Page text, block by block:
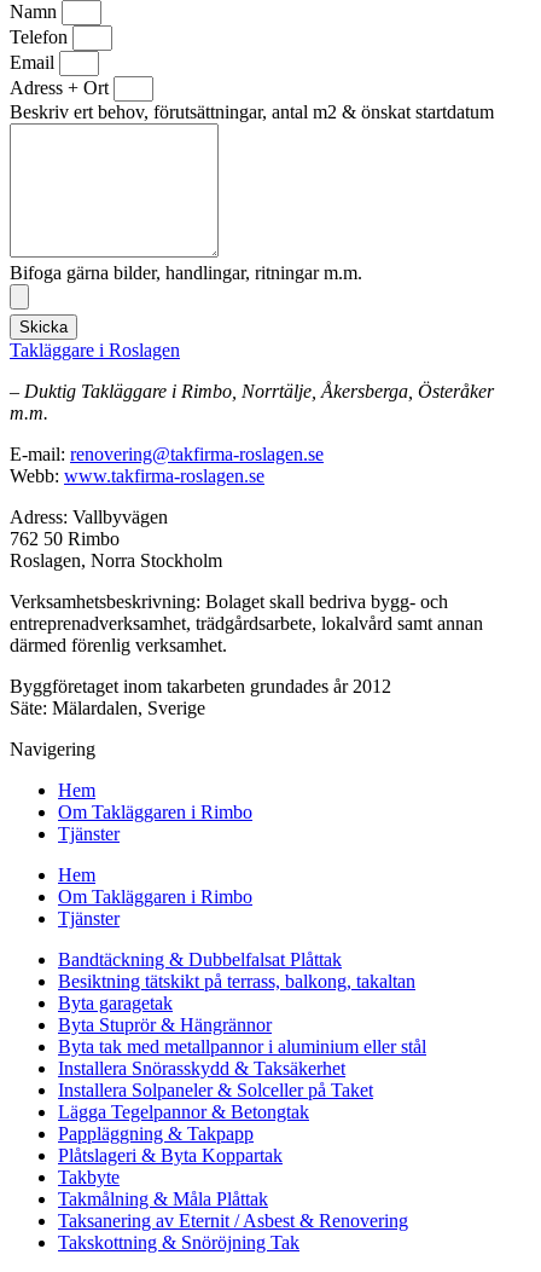
Namn
Telefon
Email
Adress + Ort
Beskriv ert behov, förutsättningar, antal m2 & önskat startdatum
Bifoga gärna bilder, handlingar, ritningar m.m.
Skicka
Takläggare i Roslagen
– Duktig Takläggare i Rimbo, Norrtälje, Åkersberga, Österåker
m.m.
E-mail: renovering@takfirma-roslagen.se
Webb: www.takfirma-roslagen.se
Adress: Vallbyvägen
762 50 Rimbo
Roslagen, Norra Stockholm
Verksamhetsbeskrivning: Bolaget skall bedriva bygg- och
entreprenadverksamhet, trädgårdsarbete, lokalvård samt annan
därmed förenlig verksamhet.
Byggföretaget inom takarbeten grundades år 2012
Säte: Mälardalen, Sverige
Navigering
Hem
Om Takläggaren i Rimbo
Tjänster
Hem
Om Takläggaren i Rimbo
Tjänster
Bandtäckning & Dubbelfalsat Plåttak
Besiktning tätskikt på terrass, balkong, takaltan
Byta garagetak
Byta Stuprör & Hängrännor
Byta tak med metallpannor i aluminium eller stål
Installera Snörasskydd & Taksäkerhet
Installera Solpaneler & Solceller på Taket
Lägga Tegelpannor & Betongtak
Pappläggning & Takpapp
Plåtslageri & Byta Koppartak
Takbyte
Takmålning & Måla Plåttak
Taksanering av Eternit / Asbest & Renovering
Takskottning & Snöröjning Tak